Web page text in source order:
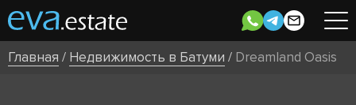
Главная / Недвижимость в Батуми / Dreamland Oasis